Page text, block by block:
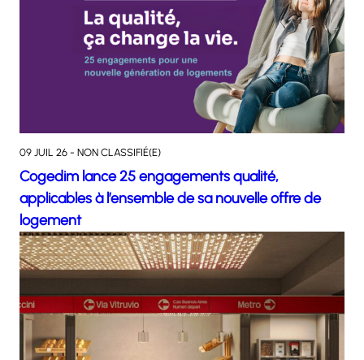
09 JUIL 26 - NON CLASSIFIÉ(E)
Cogedim lance 25 engagements qualité,
applicables à l’ensemble de sa nouvelle offre de
logement